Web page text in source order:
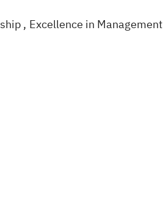
Excellence in Management